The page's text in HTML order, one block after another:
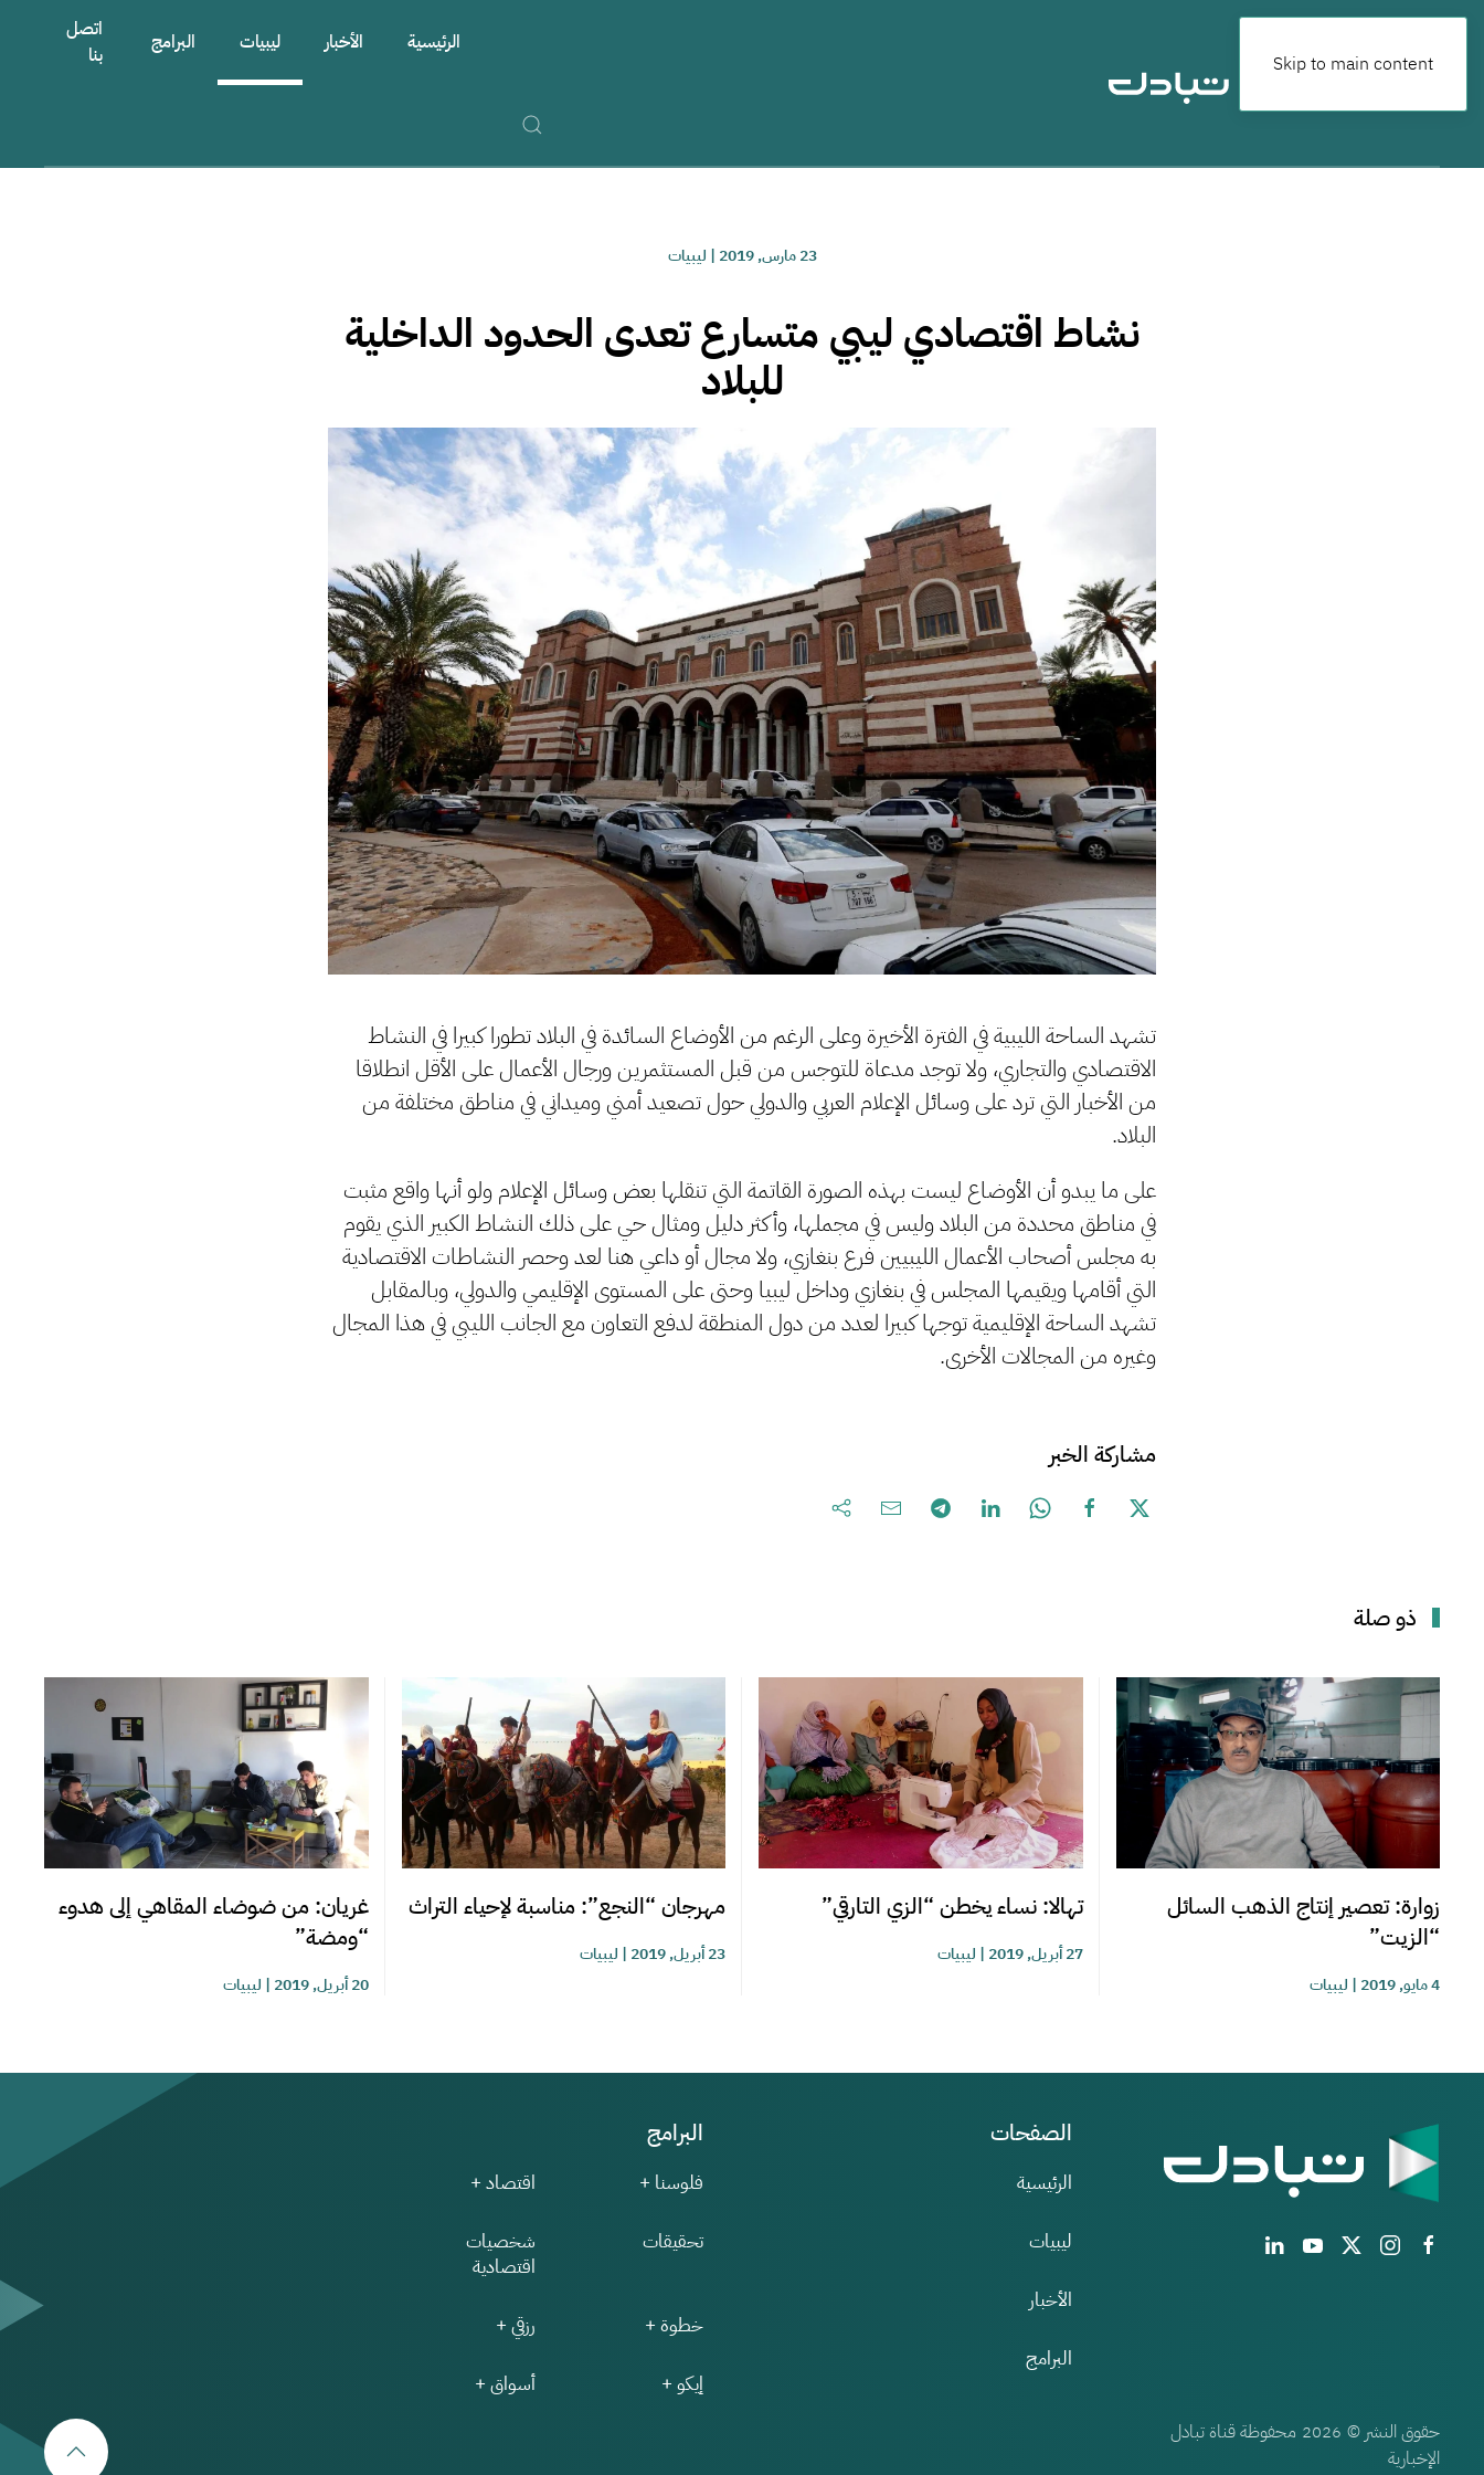
Skip to main content
الرئيسية الأخبار ليبيات البرامج
اتصل
بنا
23 مارس, 2019 | ليبيات
نشاط اقتصادي ليبي متسارع تعدى الحدود الداخلية
للبلاد
تشهد الساحة الليبية في الفترة الأخيرة وعلى الرغم من الأوضاع السائدة في البلاد تطورا كبيرا في النشاط
الاقتصادي والتجاري، ولا توجد مدعاة للتوجس من قبل المستثمرين ورجال الأعمال على الأقل انطلاقا
من الأخبار التي ترد على وسائل الإعلام العربي والدولي حول تصعيد أمني وميداني في مناطق مختلفة من
البلاد.
على ما يبدو أن الأوضاع ليست بهذه الصورة القاتمة التي تنقلها بعض وسائل الإعلام ولو أنها واقع مثبت
في مناطق محددة من البلاد وليس في مجملها، وأكثر دليل ومثال حي على ذلك النشاط الكبير الذي يقوم
به مجلس أصحاب الأعمال الليبيين فرع بنغازي، ولا مجال أو داعي هنا لعد وحصر النشاطات الاقتصادية
التي أقامها ويقيمها المجلس في بنغازي وداخل ليبيا وحتى على المستوى الإقليمي والدولي، وبالمقابل
تشهد الساحة الإقليمية توجها كبيرا لعدد من دول المنطقة لدفع التعاون مع الجانب الليبي في هذا المجال
وغيره من المجالات الأخرى.
مشاركة الخبر
ذو صلة
زوارة: تعصير إنتاج الذهب السائل
“الزيت”
4 مايو, 2019 | ليبيات
تهالا: نساء يخطن “الزي التارقي”
27 أبريل, 2019 | ليبيات
مهرجان “النجع”: مناسبة لإحياء التراث
23 أبريل, 2019 | ليبيات
غريان: من ضوضاء المقاهي إلى هدوء
“ومضة”
20 أبريل, 2019 | ليبيات
الصفحات
الرئيسية
ليبيات
الأخبار
البرامج
البرامج
فلوسنا + اقتصاد +
تحقيقات
شخصيات
اقتصادية
خطوة + رزقي +
إيكو + أسواق +
حقوق النشر © 2026 محفوظة قناة تبادل
الإخبارية